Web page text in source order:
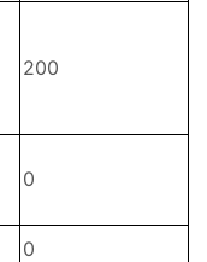
200
0
0